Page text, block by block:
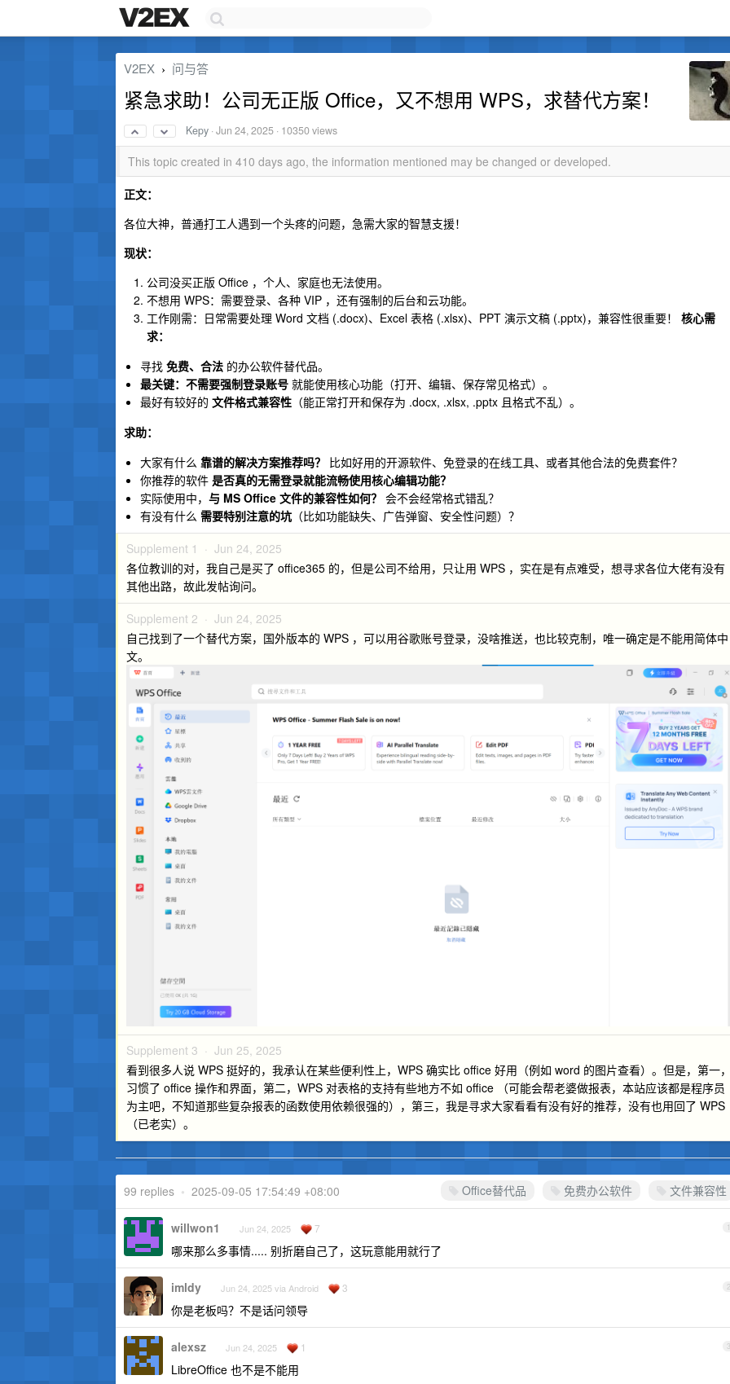
V2EX › 问与答
紧急求助！公司无正版 Office，又不想用 WPS，求替代方案！
Kepy ·Jun 24, 2025 · 10350 views
This topic created in 410 days ago, the information mentioned may be changed or developed.
正文：
各位大神，普通打工人遇到一个头疼的问题，急需大家的智慧支援！
现状：
公司没买正版 Office ，个人、家庭也无法使用。
不想用 WPS：需要登录、各种 VIP ，还有强制的后台和云功能。
工作刚需：日常需要处理 Word 文档 (.docx)、Excel 表格 (.xlsx)、PPT 演示文稿 (.pptx)，兼容性很重要！ 核心需
求：
寻找 免费、合法 的办公软件替代品。
最关键：不需要强制登录账号 就能使用核心功能（打开、编辑、保存常见格式）。
最好有较好的 文件格式兼容性 （能正常打开和保存为 .docx, .xlsx, .pptx 且格式不乱）。
求助：
大家有什么 靠谱的解决方案推荐吗？ 比如好用的开源软件、免登录的在线工具、或者其他合法的免费套件？
你推荐的软件 是否真的无需登录就能流畅使用核心编辑功能？
实际使用中， 与 MS Office 文件的兼容性如何？ 会不会经常格式错乱？
有没有什么 需要特别注意的坑 （比如功能缺失、广告弹窗、安全性问题）？
Supplement 1 · Jun 24, 2025
各位教训的对，我自己是买了 office365 的，但是公司不给用，只让用 WPS ，实在是有点难受，想寻求各位大佬有没有
其他出路，故此发帖询问。
Supplement 2 · Jun 24, 2025
自己找到了一个替代方案，国外版本的 WPS ，可以用谷歌账号登录，没啥推送，也比较克制，唯一确定是不能用简体中
文。
Supplement 3 · Jun 25, 2025
看到很多人说 WPS 挺好的，我承认在某些便利性上，WPS 确实比 office 好用（例如 word 的图片查看）。但是，第一
习惯了 office 操作和界面，第二，WPS 对表格的支持有些地方不如 office （可能会帮老婆做报表，本站应该都是程序员
为主吧，不知道那些复杂报表的函数使用依赖很强的），第三，我是寻求大家看看有没有好的推荐，没有也用回了 WPS
（已老实）。
Office替代品 免费办公软件 文件兼容性
99 replies • 2025-09-05 17:54:49 +08:00
1
willwon1 Jun 24, 2025 7
哪来那么多事情..... 别折磨自己了，这玩意能用就行了
2
imldy Jun 24, 2025 via Android 3
你是老板吗？不是话问领导
3
alexsz Jun 24, 2025 1
LibreOffice 也不是不能用